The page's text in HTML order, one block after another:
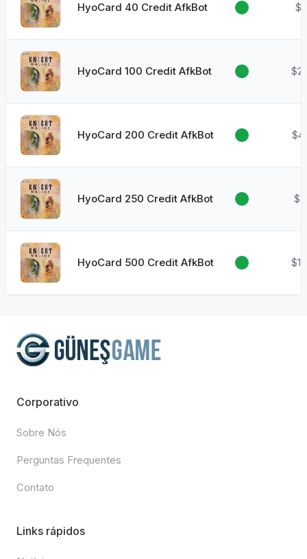
HyoCard 40 Credit AfkBot
HyoCard 100 Credit AfkBot
HyoCard 200 Credit AfkBot
HyoCard 250 Credit AfkBot
HyoCard 500 Credit AfkBot
Corporativo
Sobre Nós
Perguntas Frequentes
Contato
Links rápidos